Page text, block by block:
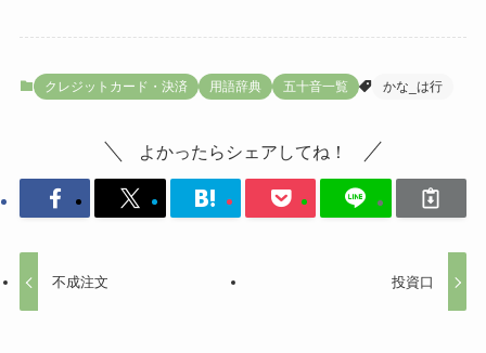
クレジットカード・決済 用語辞典 五十音一覧 かな_は行
よかったらシェアしてね！
不成注文 投資口